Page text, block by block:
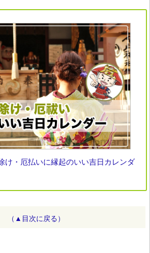
け・厄払いに縁起のいい吉日カレンダ
（▲目次に戻る）